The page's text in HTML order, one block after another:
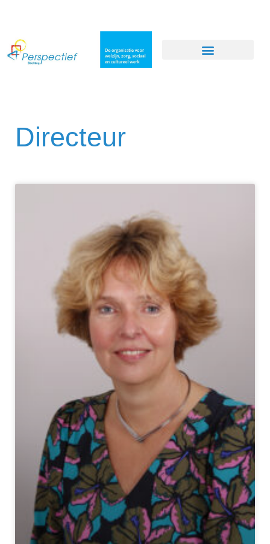
Directeur